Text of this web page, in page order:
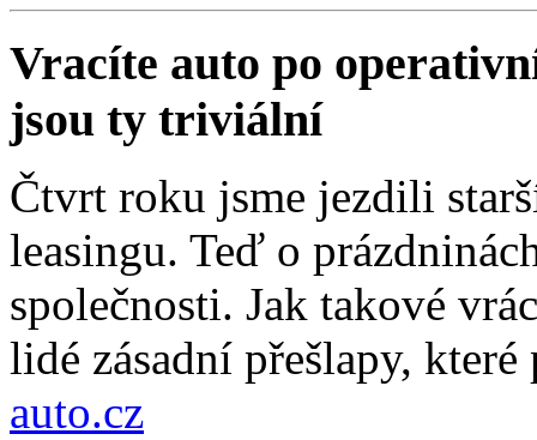
Vracíte auto po
jsou ty triviální
Čtvrt roku jsme jezdili
leasingu. Teď o
společnosti. Jak takové
lidé zásadní přešlapy,
auto.cz